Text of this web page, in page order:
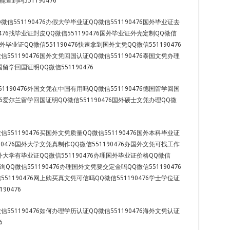
信551190476办假大学毕业证QQ微信551190476国外毕业证去
找毕业证封皮QQ微信551190476国外毕业证外壳定制QQ微信
毕业证QQ微信551190476快速拿到国外文凭QQ微信551190476
551190476国外文凭回国认证QQ微信551190476泰国文凭办理
学回国证明QQ微信551190476
外国文凭在中国有用吗QQ微信551190476德国留学回国
尔兰留学回国证明QQ微信551190476国外硕士文凭办理QQ微
551190476买国外文凭质量QQ微信551190476国外本科毕业证
国外大学文凭真制作QQ微信551190476办国外文凭可找工作
学有毕业证QQ微信551190476办理国外毕业证价格QQ微信
QQ微信551190476办理国外文凭要交定金吗QQ微信551190476
网上购买真文凭可信吗QQ微信551190476学士学位证
551190476如何办理学历认证QQ微信551190476海外文凭认证